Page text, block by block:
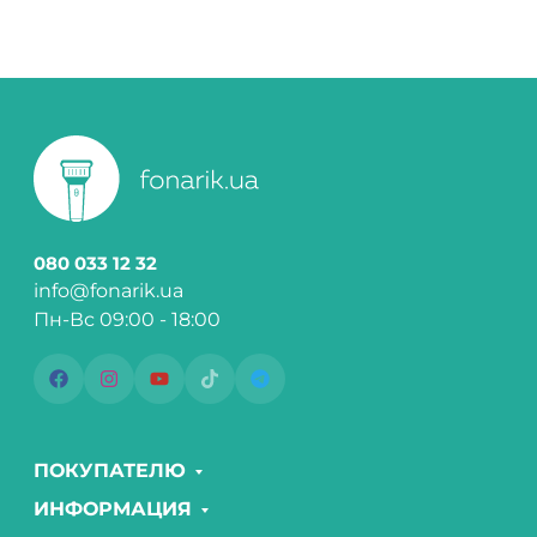
080 033 12 32
info@fonarik.ua
Пн-Вс 09:00 - 18:00
ПОКУПАТЕЛЮ
ИНФОРМАЦИЯ